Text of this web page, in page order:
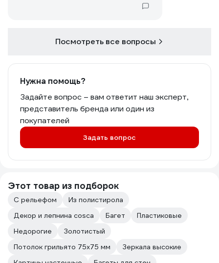
Посмотреть все вопросы
Нужна помощь?
Задайте вопрос – вам ответит наш эксперт,
представитель бренда или один из
покупателей
Задать вопрос
Этот товар из подборок
С рельефом
Из полистирола
Декор и лепнина cosca
Багет
Пластиковые
Недорогие
Золотистый
Потолок грильято 75х75 мм
Зеркала высокие